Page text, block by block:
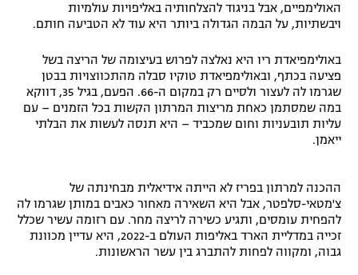
תקנון עבור פעילות ספורט 1 – "מרלן"
גיימינג E-Sports
תנאי שימוש
מדיניות פרטיות
רשיון להקרנה פומבית לבית עסק
הצטרפות לחבילת הערוצים
בייסבול MLB
ספורט אתגרי ואקסטרים
אומנויות לחימה
גיימינג E-Sports
האולימפיים, אבל בניגוד להצלחותיה באליפויות עולמיות
ויבשתיות, על הבמה הגדולה ביותר היא עוד לא הטביעה חותם.
באולימפיאדת ריו היא נאלצה לפרוש בעיצומה של הריצה בשל
פציעה בכתף, ובאולימפיאדת טוקיו סבלה מהתכווצויות בבטן
שגרמו לה לעצור ולסיים רק במקום ה-66. הפעם, בגיל 35, דווקא
במה שמסתמן כאחת מריצות המרתון הקשות בכל הזמנים – עם
עליות תובעניות וחום שמכביד – היא תנסה לעשות את הבלתי
ייאמן.
ההכנה למרתון בפריז לא הייתה אידיאלית מבחינתה של
צ'מטאי-סלפטר, אבל היא השאירה מאחור כאבים במותן שגרמו לה
להפחית עומסים, ותגיע כשירה לריצה מחר. עם רזומה עשיר שכלל
זכייה במדליית הארד באליפות העולם ב-2022, היא עדיין מכוונת
גבוה, ומקווה לפחות להתברג בין עשר הראשונות.